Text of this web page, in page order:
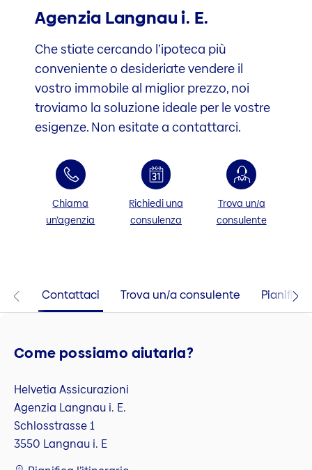
Agenzia Langnau i. E.
Che stiate cercando l’ipoteca più
conveniente o desideriate vendere il
vostro immobile al miglior prezzo, noi
troviamo la soluzione ideale per le vostre
esigenze. Non esitate a contattarci.
Chiama
un’agenzia
Richiedi una
consulenza
Trova un/a
consulente
Contattaci Trova un/a consulente Pianifica
Come possiamo aiutarla?
Helvetia Assicurazioni
Agenzia Langnau i. E.
Schlosstrasse 1
3550 Langnau i. E